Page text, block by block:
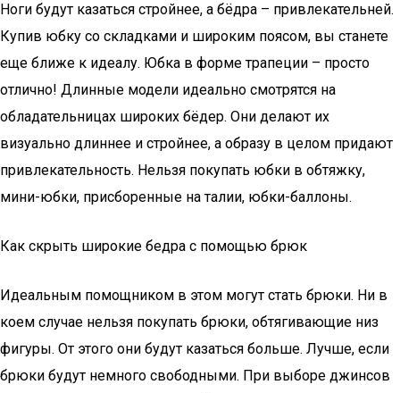
Ноги будут казаться стройнее, а бёдра – привлекательней.
Купив юбку со складками и широким поясом, вы станете
еще ближе к идеалу. Юбка в форме трапеции – просто
отлично! Длинные модели идеально смотрятся на
обладательницах широких бёдер. Они делают их
визуально длиннее и стройнее, а образу в целом придают
привлекательность. Нельзя покупать юбки в обтяжку,
мини-юбки, присборенные на талии, юбки-баллоны.
Как скрыть широкие бедра с помощью брюк
Идеальным помощником в этом могут стать брюки. Ни в
коем случае нельзя покупать брюки, обтягивающие низ
фигуры. От этого они будут казаться больше. Лучше, если
брюки будут немного свободными. При выборе джинсов